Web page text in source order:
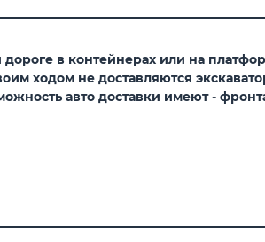
в контейнерах или на
ходом не доставляются
авто доставки имеют -